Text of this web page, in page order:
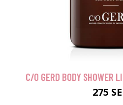
C/O GERD BODY SHOWER
275